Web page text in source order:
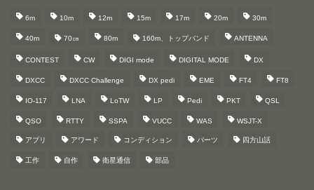
6m 10m 12m 15m 17m 20m 30m
40m 70㎝ 80m 160m、トップバンド ANTENNA
CONTEST CW DIGI mode DIGITAL MODE DX
DXCC DXCC Challenge DX pedi EME FT4 FT8
IO-117 LNA LoTW LP Pedi PKT QSL
QSO RTTY SSPA VUCC WAS WSJT-X
アプリ アワード コンディション パーツ 四方山話
工作 自作 衛星通信 部品